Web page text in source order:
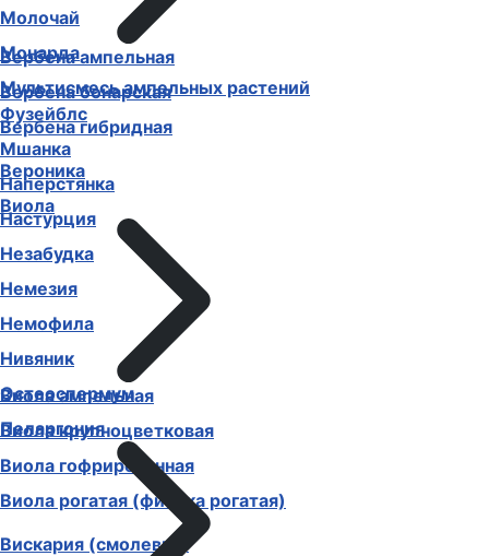
Вербена ампельная
Вербена бонарская
Вербена гибридная
Вероника
Виола
Виола ампельная
Виола крупноцветковая
Виола гофрированная
Виола рогатая (фиалка рогатая)
Вискария (смолевка)
Молочай
Монарда
Мультисмесь ампельных растений
Фузейблс
Мшанка
Наперстянка
Настурция
Незабудка
Немезия
Немофила
Нивяник
Остеоспермум
Пеларгония